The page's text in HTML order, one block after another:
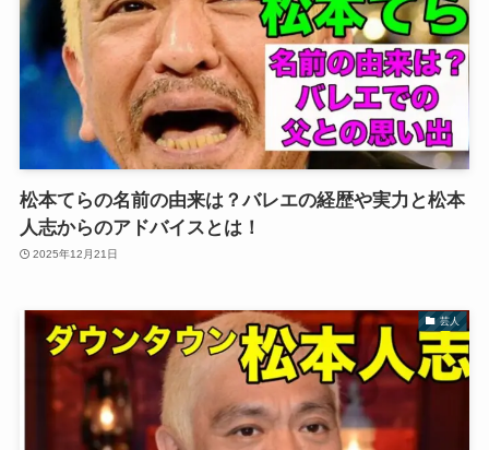
松本てらの名前の由来は？バレエの経歴や実力と松本
人志からのアドバイスとは！
2025年12月21日
芸人